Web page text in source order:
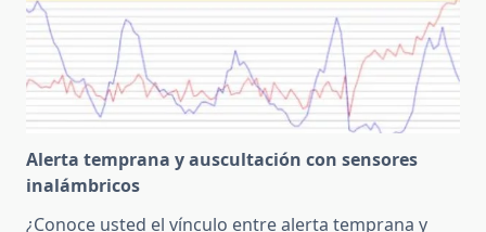
Alerta temprana y auscultación con sensores
inalámbricos
¿Conoce usted el vínculo entre alerta temprana y